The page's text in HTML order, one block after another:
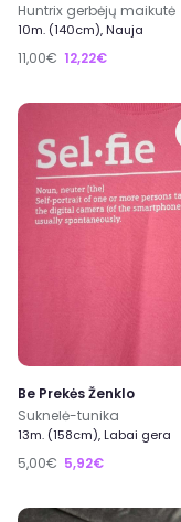
Huntrix gerbėjų maikutė
10m. (140cm), Nauja
11,00€ 12,22€
Be Prekės Ženklo
Suknelė-tunika
13m. (158cm), Labai gera
5,00€ 5,92€